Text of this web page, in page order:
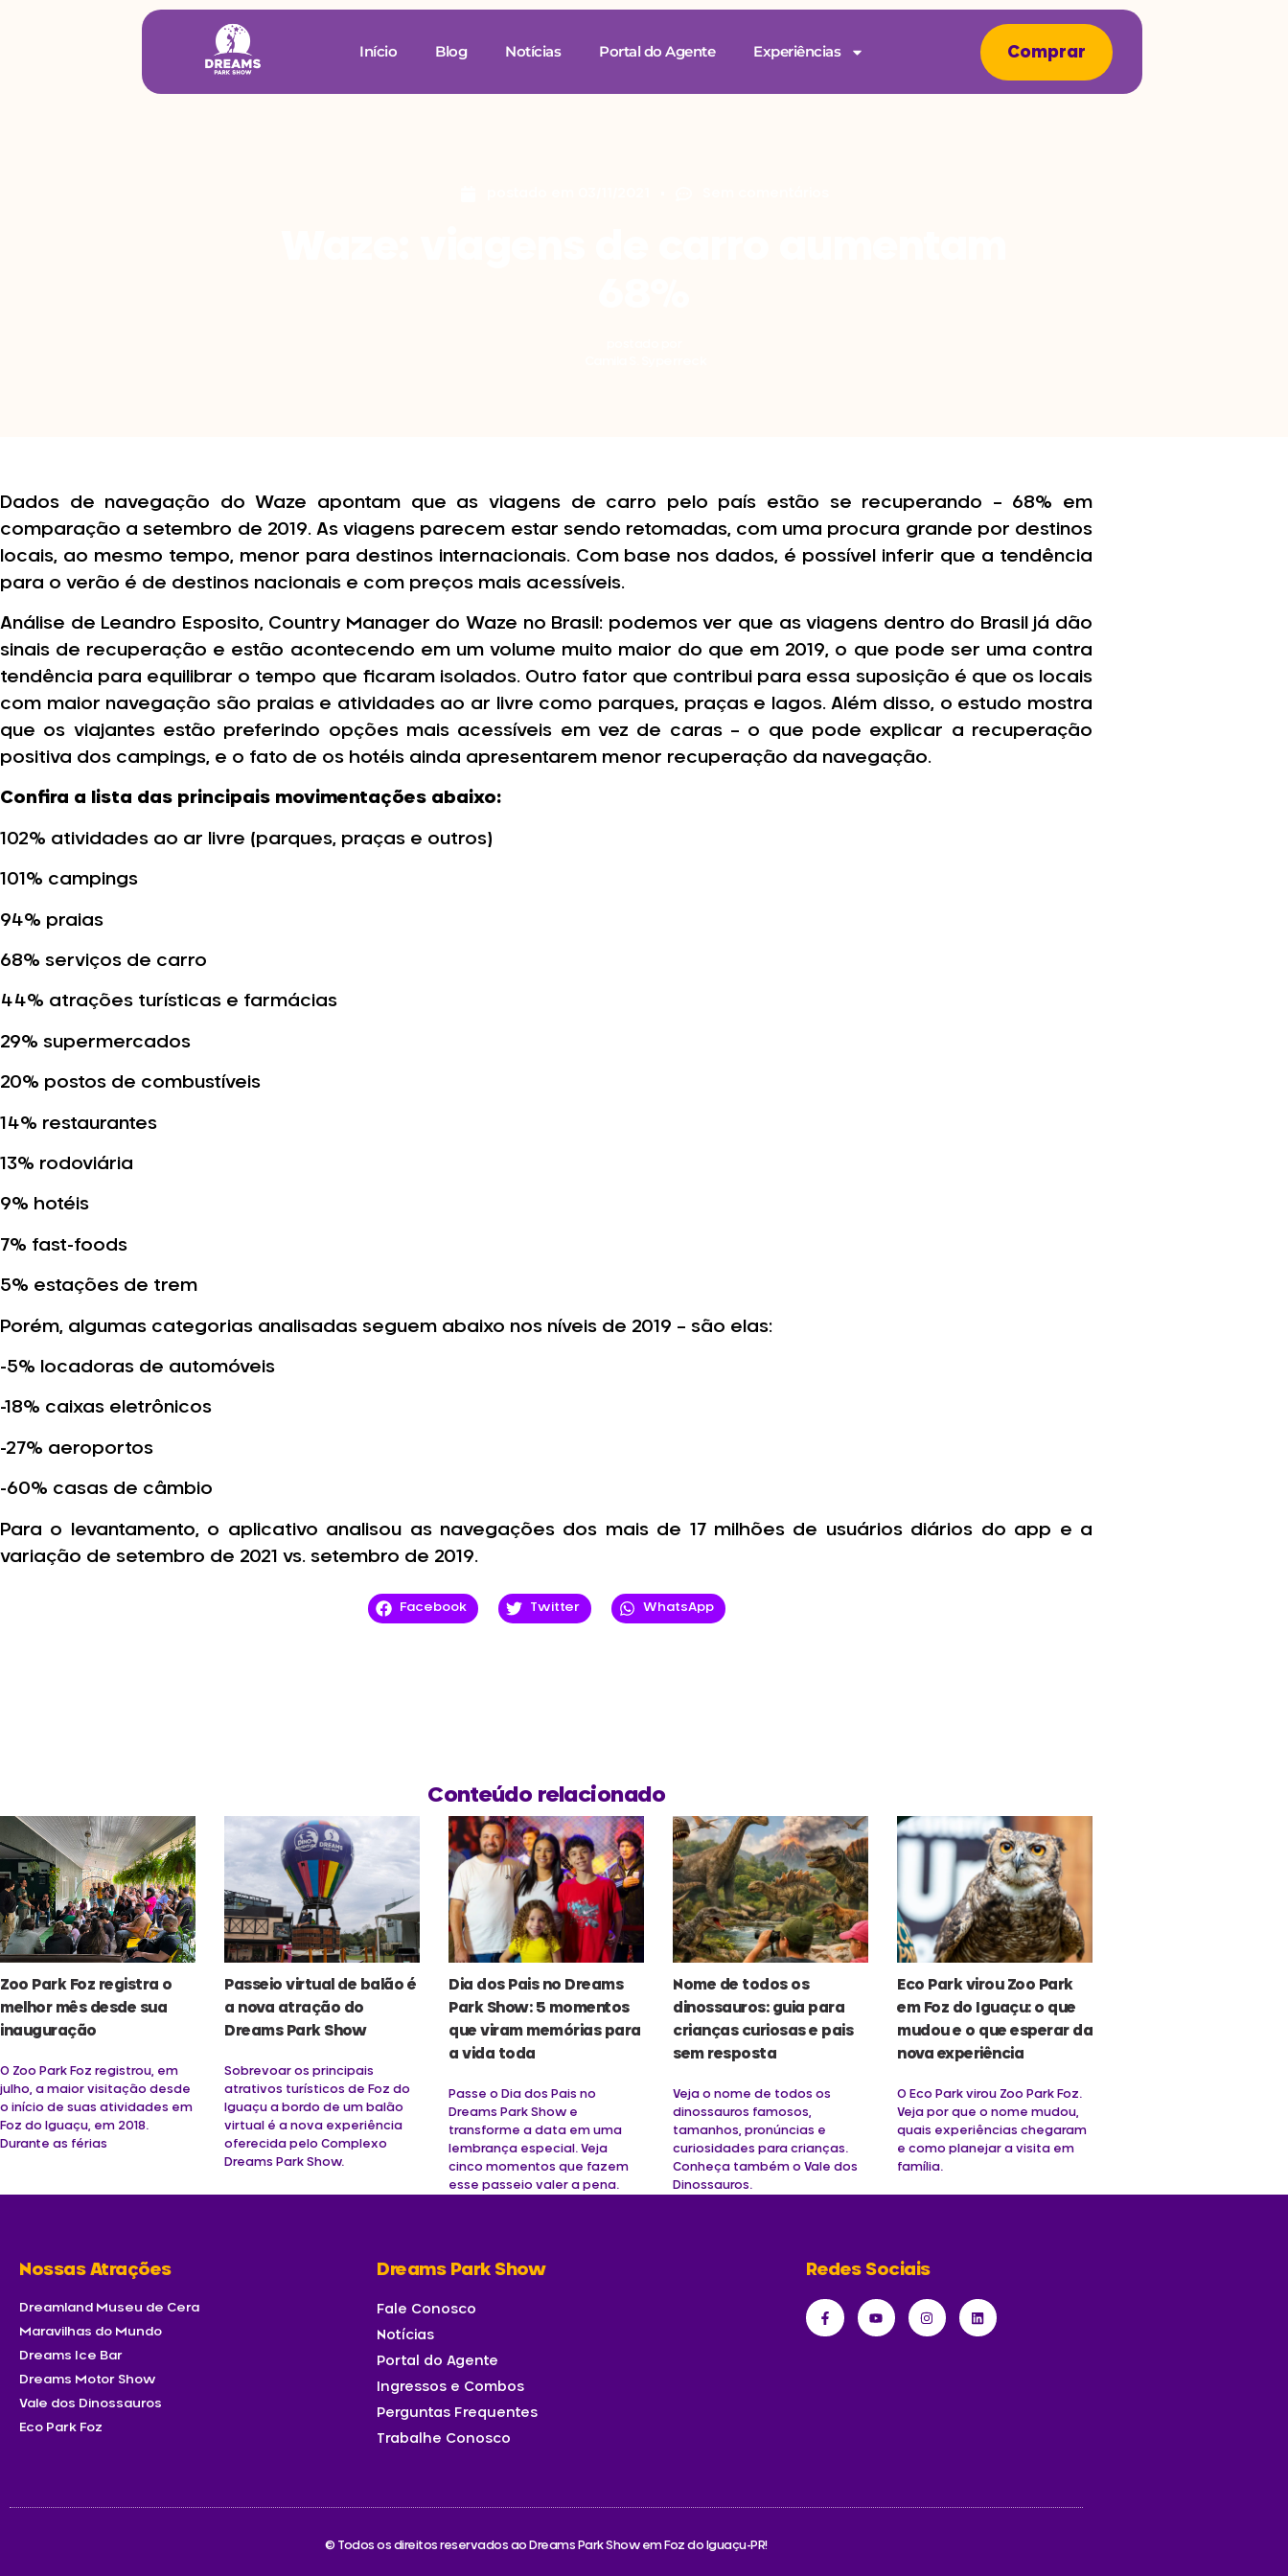
Início Blog Notícias Portal do Agente Experiências Comprar
Dados de navegação do Waze apontam que as viagens de carro pelo país estão se recuperando – 68% em
comparação a setembro de 2019. As viagens parecem estar sendo retomadas, com uma procura grande por destinos
locais, ao mesmo tempo, menor para destinos internacionais. Com base nos dados, é possível inferir que a tendência
para o verão é de destinos nacionais e com preços mais acessíveis.
Análise de Leandro Esposito, Country Manager do Waze no Brasil: podemos ver que as viagens dentro do Brasil já dão
sinais de recuperação e estão acontecendo em um volume muito maior do que em 2019, o que pode ser uma contra
tendência para equilibrar o tempo que ficaram isolados. Outro fator que contribui para essa suposição é que os locais
com maior navegação são praias e atividades ao ar livre como parques, praças e lagos. Além disso, o estudo mostra
que os viajantes estão preferindo opções mais acessíveis em vez de caras – o que pode explicar a recuperação
positiva dos campings, e o fato de os hotéis ainda apresentarem menor recuperação da navegação.
Confira a lista das principais movimentações abaixo:
102% atividades ao ar livre (parques, praças e outros)
101% campings
94% praias
68% serviços de carro
44% atrações turísticas e farmácias
29% supermercados
20% postos de combustíveis
14% restaurantes
13% rodoviária
9% hotéis
7% fast-foods
5% estações de trem
Porém, algumas categorias analisadas seguem abaixo nos níveis de 2019 – são elas:
-5% locadoras de automóveis
-18% caixas eletrônicos
-27% aeroportos
-60% casas de câmbio
Para o levantamento, o aplicativo analisou as navegações dos mais de 17 milhões de usuários diários do app e a
variação de setembro de 2021 vs. setembro de 2019.
Facebook Twitter WhatsApp
Conteúdo relacionado
Zoo Park Foz registra o
melhor mês desde sua
inauguração
O Zoo Park Foz registrou, em
julho, a maior visitação desde
o início de suas atividades em
Foz do Iguaçu, em 2018.
Durante as férias
Passeio virtual de balão é
a nova atração do
Dreams Park Show
Sobrevoar os principais
atrativos turísticos de Foz do
Iguaçu a bordo de um balão
virtual é a nova experiência
oferecida pelo Complexo
Dreams Park Show.
Dia dos Pais no Dreams
Park Show: 5 momentos
que viram memórias para
a vida toda
Passe o Dia dos Pais no
Dreams Park Show e
transforme a data em uma
lembrança especial. Veja
cinco momentos que fazem
esse passeio valer a pena.
Nome de todos os
dinossauros: guia para
crianças curiosas e pais
sem resposta
Veja o nome de todos os
dinossauros famosos,
tamanhos, pronúncias e
curiosidades para crianças.
Conheça também o Vale dos
Dinossauros.
Eco Park virou Zoo Park
em Foz do Iguaçu: o que
mudou e o que esperar da
nova experiência
O Eco Park virou Zoo Park Foz.
Veja por que o nome mudou,
quais experiências chegaram
e como planejar a visita em
família.
Nossas Atrações
Dreamland Museu de Cera
Maravilhas do Mundo
Dreams Ice Bar
Dreams Motor Show
Vale dos Dinossauros
Eco Park Foz
Dreams Park Show
Fale Conosco
Notícias
Portal do Agente
Ingressos e Combos
Perguntas Frequentes
Trabalhe Conosco
Redes Sociais
© Todos os direitos reservados ao Dreams Park Show em Foz do Iguaçu-PR!